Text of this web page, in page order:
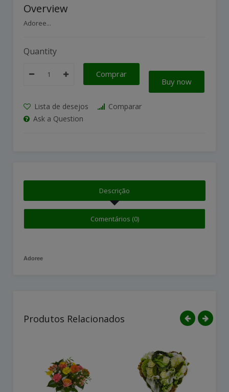
Overview
Adoree...
Quantity
Comprar
Buy now
Lista de desejos
Comparar
Ask a Question
Descrição
Comentários (0)
Adoree
Produtos Relacionados